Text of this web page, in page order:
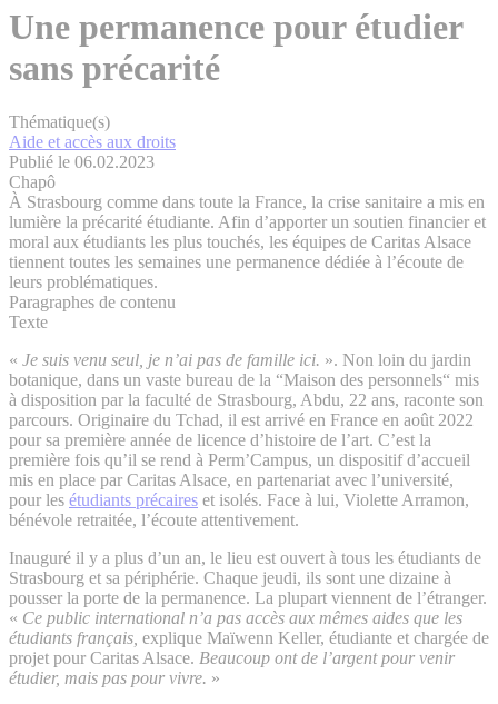
Une permanence pour étudier
sans précarité
Thématique(s)
Aide et accès aux droits
Publié le 06.02.2023
Chapô
À Strasbourg comme dans toute la France, la crise sanitaire a mis en
lumière la précarité étudiante. Afin d’apporter un soutien financier et
moral aux étudiants les plus touchés, les équipes de Caritas Alsace
tiennent toutes les semaines une permanence dédiée à l’écoute de
leurs problématiques.
Paragraphes de contenu
Texte
« Je suis venu seul, je n’ai pas de famille ici. ». Non loin du jardin
botanique, dans un vaste bureau de la “Maison des personnels“ mis
à disposition par la faculté de Strasbourg, Abdu, 22 ans, raconte son
parcours. Originaire du Tchad, il est arrivé en France en août 2022
pour sa première année de licence d’histoire de l’art. C’est la
première fois qu’il se rend à Perm’Campus, un dispositif d’accueil
mis en place par Caritas Alsace, en partenariat avec l’université,
pour les étudiants précaires et isolés. Face à lui, Violette Arramon,
bénévole retraitée, l’écoute attentivement.
Inauguré il y a plus d’un an, le lieu est ouvert à tous les étudiants de
Strasbourg et sa périphérie. Chaque jeudi, ils sont une dizaine à
pousser la porte de la permanence. La plupart viennent de l’étranger.
« Ce public international n’a pas accès aux mêmes aides que les
étudiants français, explique Maïwenn Keller, étudiante et chargée de
projet pour Caritas Alsace. Beaucoup ont de l’argent pour venir
étudier, mais pas pour vivre. »